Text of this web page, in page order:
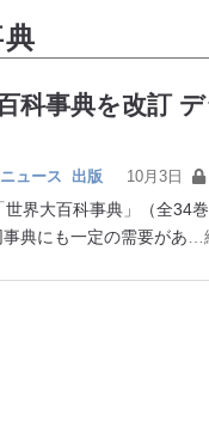
科事典を改訂
ニュース 出版 10月3日
界大百科事典」（全34
典にも一定の需要があ …